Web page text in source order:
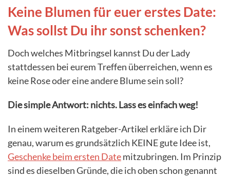
Keine Blumen für euer erstes Date:
Was sollst Du ihr sonst schenken?
Doch welches Mitbringsel kannst Du der Lady
stattdessen bei eurem Treffen überreichen, wenn es
keine Rose oder eine andere Blume sein soll?
Die simple Antwort: nichts. Lass es einfach weg!
In einem weiteren Ratgeber-Artikel erkläre ich Dir
genau, warum es grundsätzlich KEINE gute Idee ist,
Geschenke beim ersten Datemitzubringen. Im Prinzip
sind es dieselben Gründe, die ich oben schon genannt